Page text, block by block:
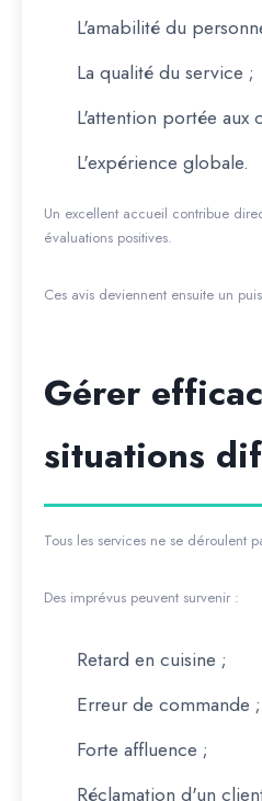
L'amabilité du
La qualité du service ;
L'attention portée aux
L'expérience globale.
Un excellent accueil contribue
évaluations positives.
Ces avis deviennent ensuite un
Gérer
situations
Tous les services ne se déroulent
Des imprévus peuvent survenir :
Retard en cuisine ;
Erreur de commande ;
Forte affluence ;
Réclamation d'un